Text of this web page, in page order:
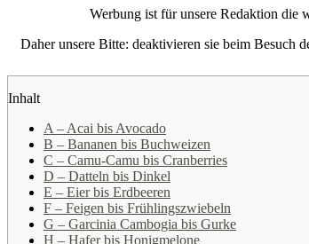
Werbung ist für unsere Redaktion die
Daher unsere Bitte: deaktivieren sie beim Besuch
Inhalt
A – Acai bis Avocado
B – Bananen bis Buchweizen
C – Camu-Camu bis Cranberries
D – Datteln bis Dinkel
E – Eier bis Erdbeeren
F – Feigen bis Frühlingszwiebeln
G – Garcinia Cambogia bis Gurke
H – Hafer bis Honigmelone